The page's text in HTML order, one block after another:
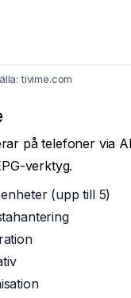
tivime.com
på telefoner via
verktyg.
(upp till 5)